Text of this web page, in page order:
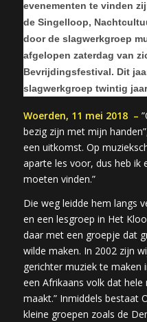
evenementen te vinden
de Singelloop,
door de slagwerkgroep
afgelopen zaterdag van
Bevrijdingsfestival. Dit
slagwerkgroep twintig
Woerden, 11 mei 2018 –
bezig zijn met mijn
een uitkomst. Op
aparte les voor, dus heb ik
moeten vinden.”
Die weg leidde hem langs
en een lesgroep in Het
daar met een groepje dat
wilde maken. In 2002 zijn
gerichter muziek te maken
een Afrikaans volk dat
maakt.” Inmiddels bestaat
kleine groepen zoals de